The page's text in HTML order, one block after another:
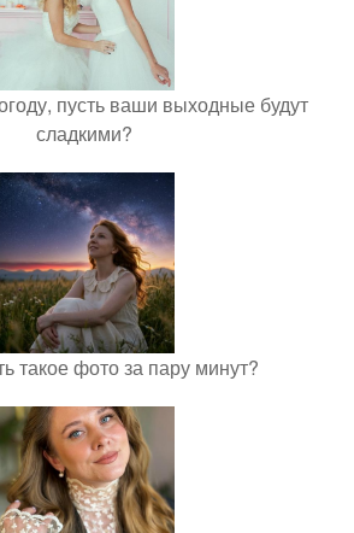
пусть ваши выходные будут
сладкими?
такое фото за пару минут?